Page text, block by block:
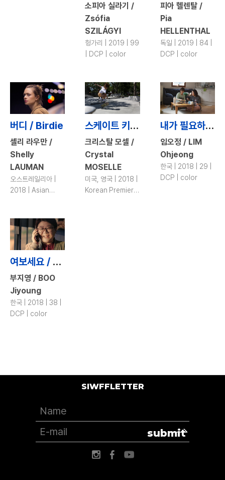
소피아 실라기 /
Zsófia
SZILÁGYI
헝가리 | 2019 | 99
| DCP | color
피아 헬렌탈 /
Pia
HELLENTHAL
독일 | 2019 | 84 |
DCP | color
버디 / Birdie
셸리 라우만 /
Shelly
LAUMAN
오스트레일리아 |
2018 | Asian
스케이트 키친 / Skate Kitchen
크리스탈 모셀 /
Crystal
MOSELLE
미국, 영국 | 2018 |
Korean Premiere
내가 필요하면 전화해 / Call If You Need Me
임오정 / LIM
Ohjeong
한국 | 2018 | 29 |
DCP | color
여보세요 / Hello
부지영 / BOO
Jiyoung
한국 | 2018 | 38 |
DCP | color
SIWFFLETTER
submit